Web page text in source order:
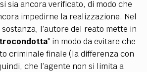
sia ancora verificato, di modo che
impedirne la realizzazione. Nel
l’autore del reato mette in
" in modo da evitare che
criminale finale (la differenza con
che l’agente non si limita a